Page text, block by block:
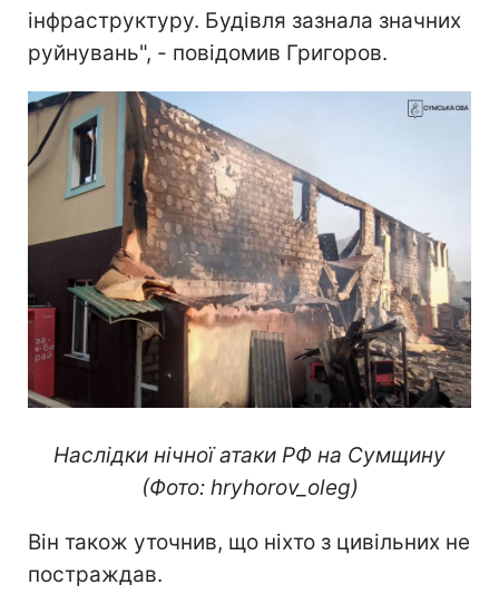
інфраструктуру. Будівля зазнала значних
руйнувань", - повідомив Григоров.
Наслідки нічної атаки РФ на Сумщину
(Фото: hryhorov_oleg)
Він також уточнив, що ніхто з цивільних не
постраждав.